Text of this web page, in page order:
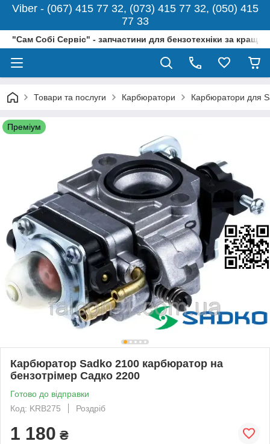
Viber - (067) 415 77 32, (073) 415 77 32, (050) 415
77 33
"Сам Собі Сервіс" - запчастини для бензотехніки за
Товари та послуги Карбюратори Карбюратори для
Преміум
Карбюратор Sadko 2100 карбюратор на
бензотрімер Садко 2200
Готово до відправки
Код: KRB275
Роздріб
1 180 ₴